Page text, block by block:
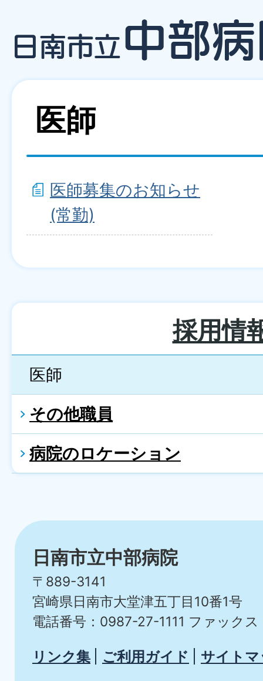
医師
医師募集のお知らせ
(常勤)
採用情
医師
その他職員
病院のロケーション
日南市立中部病院
〒889-3141
宮崎県日南市大堂津五丁目10番1号
電話番号：0987-27-1111 ファック
リンク集 ご利用ガイド サイト